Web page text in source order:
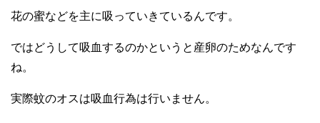
花の蜜などを主に吸っていきているんです。
ではどうして吸血するのかというと産卵のためなんです
ね。
実際蚊のオスは吸血行為は行いません。